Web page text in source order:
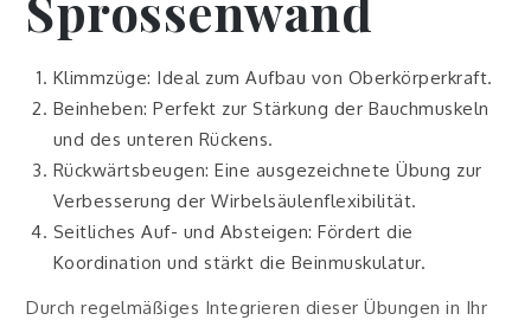
Klimmzüge: Ideal zum Aufbau von Oberkörperkraft.
Beinheben: Perfekt zur Stärkung der Bauchmuskeln
und des unteren Rückens.
Rückwärtsbeugen: Eine ausgezeichnete Übung zur
Verbesserung der Wirbelsäulenflexibilität.
Seitliches Auf- und Absteigen: Fördert die
Koordination und stärkt die Beinmuskulatur.
Durch regelmäßiges Integrieren dieser Übungen in Ihr